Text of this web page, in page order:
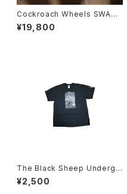
Cockroach Wheels SWAR
M MODEL スケートボード デッ
キ
¥19,800
The Black Sheep Undergr
¥2,500